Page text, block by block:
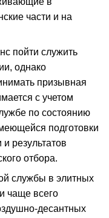
части и на
пойти служить
однако
призывная
с учетом
по состоянию
подготовки
результатов
отбора.
службы в элитных
чаще всего
десантных